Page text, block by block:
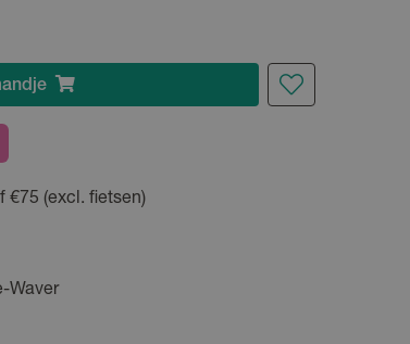
€75 (excl. fietsen)
Waver